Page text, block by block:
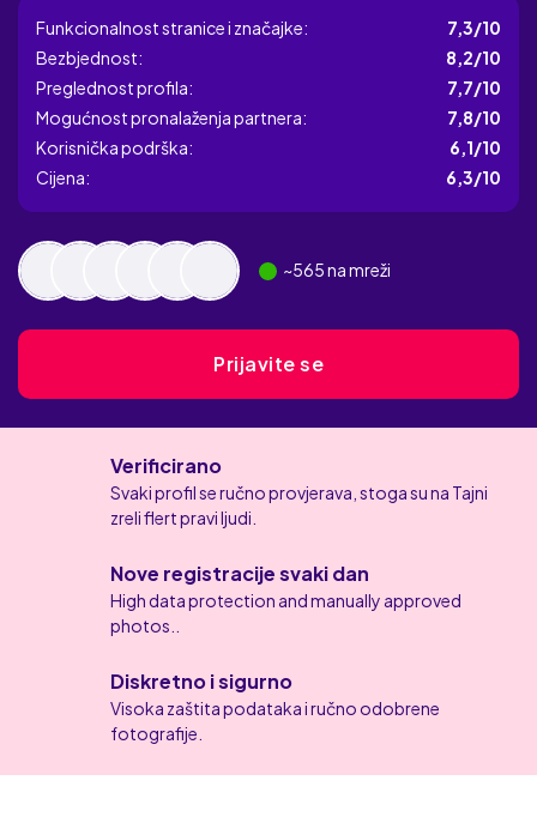
Funkcionalnost stranice i značajke:
7,3/10
Bezbjednost:
8,2/10
Preglednost profila:
7,7/10
Mogućnost pronalaženja partnera:
7,8/10
Korisnička podrška:
6,1/10
Cijena:
6,3/10
~565na mreži
Prijavite se
Verificirano
Svaki profil se ručno provjerava, stoga su na Tajni
zreli flert pravi ljudi.
Nove registracije svaki dan
High data protection and manually approved
photos..
Diskretno i sigurno
Visoka zaštita podataka i ručno odobrene
fotografije.